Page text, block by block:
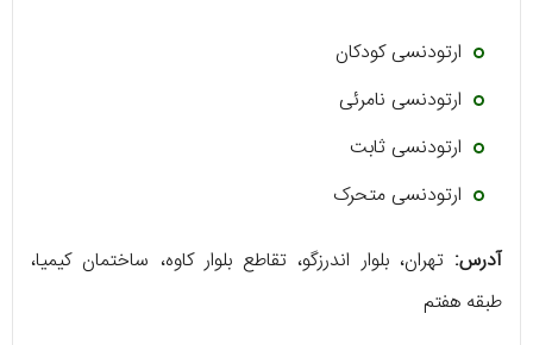
ارتودنسی کودکان
ارتودنسی نامرئی
ارتودنسی ثابت
ارتودنسی متحرک
آدرس:تهران، بلوار اندرزگو، تقاطع بلوار کاوه، ساختمان کیمیا،
طبقه هفتم